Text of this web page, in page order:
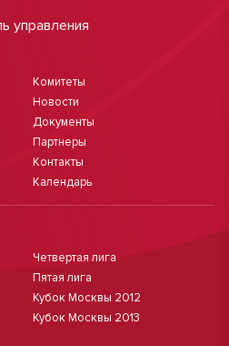
управления
Комитеты
Новости
Документы
Партнеры
Контакты
Календарь
Четвертая лига
Пятая лига
Кубок Москвы 2012
Кубок Москвы 2013